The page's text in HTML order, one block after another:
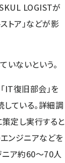
LOGISTが
トア」などが影
ないという。
IT復旧部会」を
ている。詳細調
定し実行すると
ンジニアなどを
ア約60～70人